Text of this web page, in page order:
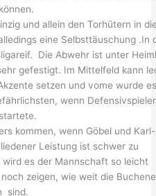
und allein den Torhütern in
eine Selbsttäuschung .In
Die Abwehr ist unter
gefestigt. Im Mittelfeld kann
setzen und vome wurde
wenn Defensivspieler
kommen, wenn Göbel und
Leistung ist schwer zu
es der Mannschaft so leicht
zeigen, wie weit die
sind.